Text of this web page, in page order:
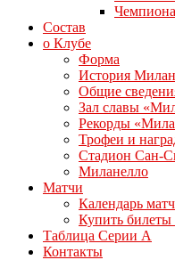
Состав
о Клубе
Форма
История
Общие
Зал славы
Рекорды
Трофеи и
Стадион Сан-
Миланелло
Матчи
Календарь
Купить
Таблица Серии А
Контакты